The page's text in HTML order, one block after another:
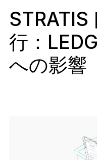
すべて見る
ハードウェアウォ
限定シリーズ
STRATIS
行：
への影響